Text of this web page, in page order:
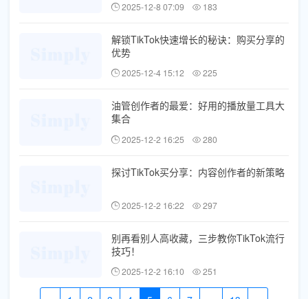
2025-12-8 07:09 183
解锁TikTok快速增长的秘诀：购买分享的
优势
2025-12-4 15:12 225
油管创作者的最爱：好用的播放量工具大
集合
2025-12-2 16:25 280
探讨TikTok买分享：内容创作者的新策略
2025-12-2 16:22 297
别再看别人高收藏，三步教你TikTok流行
技巧！
2025-12-2 16:10 251